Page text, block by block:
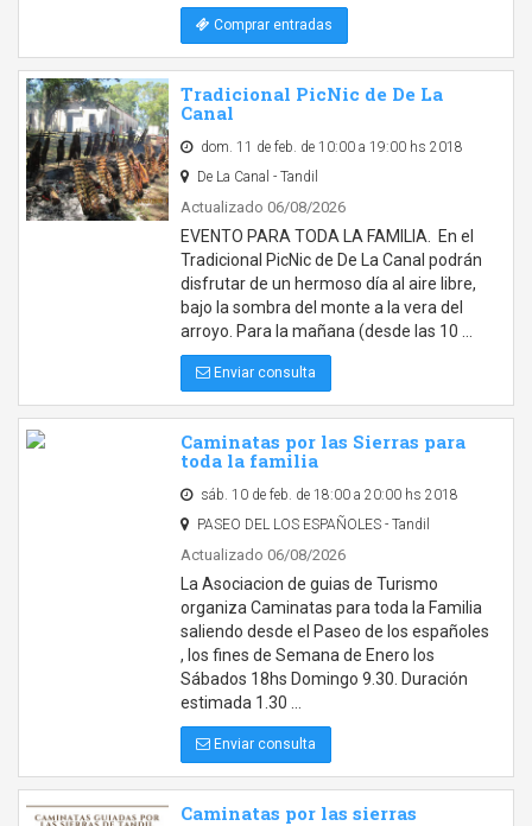
Comprar entradas
Tradicional PicNic de De La
Canal
dom. 11 de feb. de 10:00 a 19:00 hs 2018
De La Canal - Tandil
Actualizado 06/08/2026
EVENTO PARA TODA LA FAMILIA. En el
Tradicional PicNic de De La Canal podrán
disfrutar de un hermoso día al aire libre,
bajo la sombra del monte a la vera del
arroyo. Para la mañana (desde las 10 …
Enviar consulta
Caminatas por las Sierras para
toda la familia
sáb. 10 de feb. de 18:00 a 20:00 hs 2018
PASEO DEL LOS ESPAÑOLES - Tandil
Actualizado 06/08/2026
La Asociacion de guias de Turismo
organiza Caminatas para toda la Familia
saliendo desde el Paseo de los españoles
, los fines de Semana de Enero los
Sábados 18hs Domingo 9.30. Duración
estimada 1.30 …
Enviar consulta
Caminatas por las sierras